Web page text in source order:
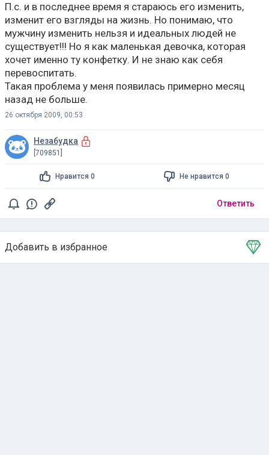
П.с. и в последнее время я стараюсь его изменить,
изменит его взгляды на жизнь. Но понимаю, что
мужчину изменить нельзя и идеальных людей не
существует!!! Но я как маленькая девочка, которая
хочет именно ту конфетку. И не знаю как себя
перевоспитать.
Такая проблема у меня появилась примерно месяц
назад не больше.
26 октября 2009, 00:53
Незабудка
[709851]
Нравится 0 Не нравится 0
Ответить
Добавить в избранное
Тема в избранном